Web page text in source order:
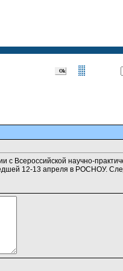
Всероссийской научно-
12-13 апреля в РОСНОУ.